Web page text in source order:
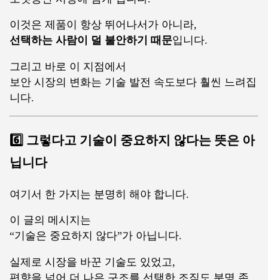
이것은 제품이 항상 뛰어나서가 아니라,
선택하는 사람이 덜 불안하기 때문입니다.
그리고 바로 이 지점에서
보안 시장의 변화는 기술 발전 속도보다 훨씬 느려집
니다.
6️⃣ 그렇다고 기술이 중요하지 않다는 뜻은 아
닙니다
여기서 한 가지는 분명히 해야 합니다.
이 글의 메시지는
“기술은 중요하지 않다”가 아닙니다.
실제로 시장을 바꾼 기술도 있었고,
편향을 넘어 더 나은 구조를 선택한 조직도 분명 존